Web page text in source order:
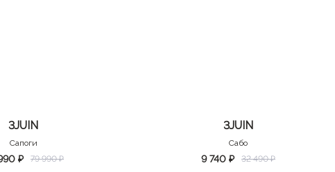
3JUIN
Сапоги
₽ 79 990 ₽
3JUIN
Сабо
9 740 ₽ 32 490 ₽